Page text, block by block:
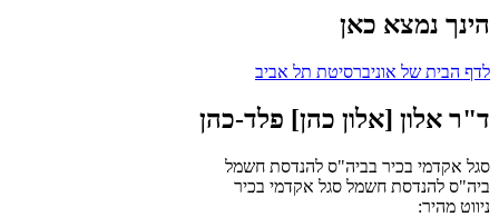
הינך נמצא כאן
לדף הבית של אוניברסיטת תל אביב
ד"ר אלון [אלון כהן] פלד-כהן
סגל אקדמי בכיר בביה"ס להנדסת חשמל
ביה"ס להנדסת חשמל סגל אקדמי בכיר
ניווט מהיר: